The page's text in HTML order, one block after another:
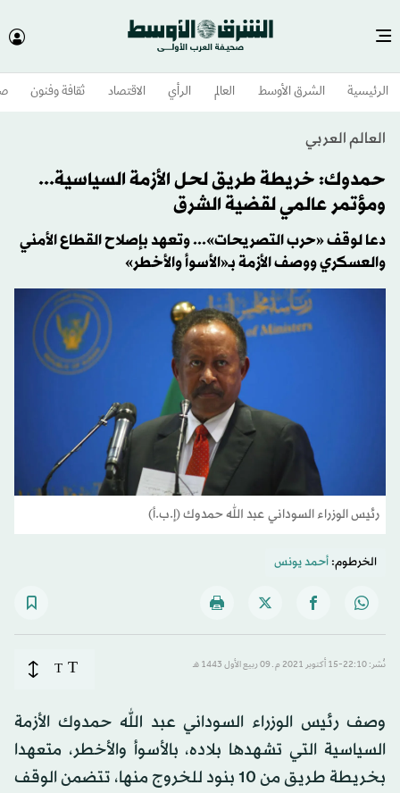
الرئيسية الشرق الأوسط​ العالم الرأي الاقتصاد ثقافة وفنون
العالم العربي
حمدوك: خريطة طريق لحل الأزمة السياسية...
ومؤتمر عالمي لقضية الشرق
دعا لوقف «حرب التصريحات»... وتعهد بإصلاح القطاع الأمني
والعسكري ووصف الأزمة بـ«الأسوأ والأخطر»
رئيس الوزراء السوداني عبد الله حمدوك (إ.ب.أ)
الخرطوم:أحمد يونس
نُشر: 22:10-15 أكتوبر 2021 م ـ 09 ربيع الأول 1443 هـ T
T
وصف رئيس الوزراء السوداني عبد الله حمدوك الأزمة
السياسية التي تشهدها بلاده، بالأسوأ والأخطر، متعهدا
بخريطة طريق من 10 بنود للخروج منها، تتضمن الوقف